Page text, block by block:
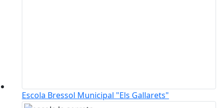
Escola Bressol Municipal "Els Gallarets"